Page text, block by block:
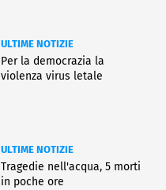
ULTIME NOTIZIE
Per la democrazia la
violenza virus letale
ULTIME NOTIZIE
Tragedie nell'acqua, 5 morti
in poche ore